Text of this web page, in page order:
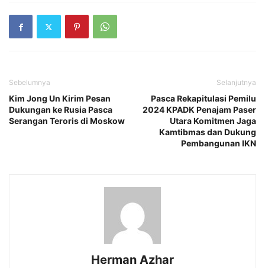
Sebelumnya
Kim Jong Un Kirim Pesan
Dukungan ke Rusia Pasca
Serangan Teroris di Moskow
Selanjutnya
Pasca Rekapitulasi Pemilu
2024 KPADK Penajam Paser
Utara Komitmen Jaga
Kamtibmas dan Dukung
Pembangunan IKN
Herman Azhar